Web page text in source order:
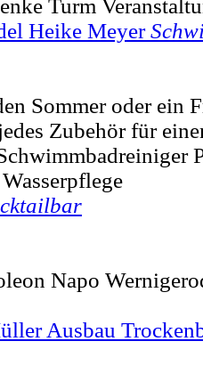
Turm
Heike Meyer
Sommer oder ein
Zubehör für
Napo
Ausbau